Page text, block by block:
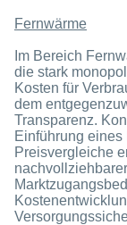
Fernwärme
Im Bereich
die stark
Kosten für
dem
Transparenz.
Einführung eines
Preisvergleiche